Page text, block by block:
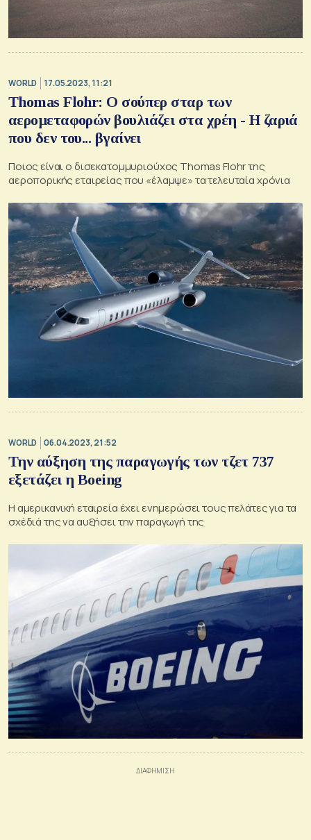
WORLD 17.05.2023, 11:21
Thomas Flohr: Ο σούπερ σταρ των
αερομεταφορών βουλιάζει στα χρέη - Η ζαριά
που δεν του... βγαίνει
Ποιος είναι ο δισεκατομμυριούχος Thomas Flohr της
αεροπορικής εταιρείας που «έλαμψε» τα τελευταία χρόνια
WORLD 06.04.2023, 21:52
Την αύξηση της παραγωγής των τζετ 737
εξετάζει η Boeing
Η αμερικανική εταιρεία έχει ενημερώσει τους πελάτες για τα
σχέδιά της να αυξήσει την παραγωγή της